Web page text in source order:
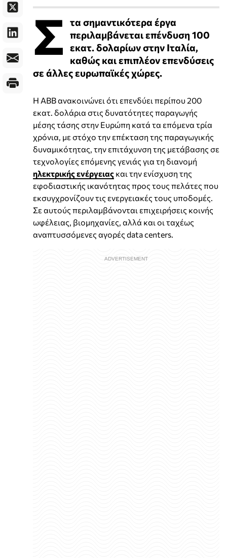
Σ τα σημαντικότερα έργα
περιλαμβάνεται επένδυση 100
εκατ. δολαρίων στην Ιταλία,
καθώς και επιπλέον επενδύσεις
σε άλλες ευρωπαϊκές χώρες.
Η ABB ανακοινώνει ότι επενδύει περίπου 200
εκατ. δολάρια στις δυνατότητες παραγωγής
μέσης τάσης στην Ευρώπη κατά τα επόμενα τρία
χρόνια, με στόχο την επέκταση της παραγωγικής
δυναμικότητας, την επιτάχυνση της μετάβασης σε
τεχνολογίες επόμενης γενιάς για τη διανομή
ηλεκτρικής ενέργειας και την ενίσχυση της
εφοδιαστικής ικανότητας προς τους πελάτες που
εκσυγχρονίζουν τις ενεργειακές τους υποδομές.
Σε αυτούς περιλαμβάνονται επιχειρήσεις κοινής
ωφέλειας, βιομηχανίες, αλλά και οι ταχέως
αναπτυσσόμενες αγορές data centers.